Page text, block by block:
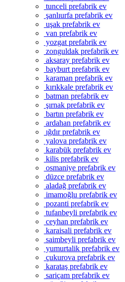
tunceli prefabrik ev
şanlıurfa prefabrik ev
uşak prefabrik ev
van prefabrik ev
yozgat prefabrik ev
zonguldak prefabrik ev
aksaray prefabrik ev
bayburt prefabrik ev
karaman prefabrik ev
kırıkkale prefabrik ev
batman prefabrik ev
şırnak prefabrik ev
bartın prefabrik ev
ardahan prefabrik ev
ığdır prefabrik ev
yalova prefabrik ev
karabük prefabrik ev
kilis prefabrik ev
osmaniye prefabrik ev
düzce prefabrik ev
aladağ prefabrik ev
imamoğlu prefabrik ev
pozanti prefabrik ev
tufanbeyli prefabrik ev
ceyhan prefabrik ev
karaisali prefabrik ev
saimbeyli prefabrik ev
yumurtalik prefabrik ev
çukurova prefabrik ev
karataş prefabrik ev
sariçam prefabrik ev